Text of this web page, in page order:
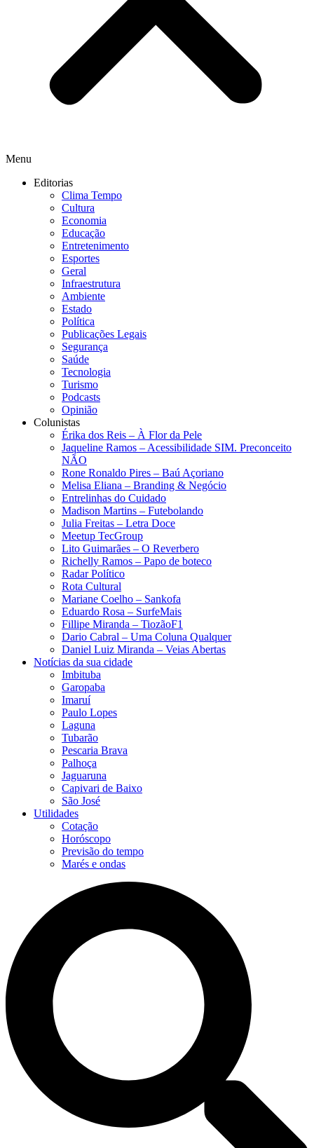
Menu
Editorias
Clima Tempo
Cultura
Economia
Educação
Entretenimento
Esportes
Geral
Infraestrutura
Ambiente
Estado
Política
Publicações Legais
Segurança
Saúde
Tecnologia
Turismo
Podcasts
Opinião
Colunistas
Érika dos Reis​ – À Flor da Pele
Jaqueline Ramos – Acessibilidade SIM. Preconceito
NÃO
Rone Ronaldo Pires – Baú Açoriano
Melisa Eliana – Branding & Negócio
Entrelinhas do Cuidado
Madison Martins – Futebolando
Julia Freitas​ – Letra Doce
Meetup TecGroup
Lito Guimarães – O Reverbero
Richelly Ramos​ – Papo de boteco
Radar Político
Rota Cultural
Mariane Coelho – Sankofa
Eduardo Rosa​ – SurfeMais
Fillipe Miranda – TiozãoF1
Dario Cabral – Uma Coluna Qualquer
Daniel Luiz Miranda – Veias Abertas
Notícias da sua cidade
Imbituba
Garopaba
Imaruí
Paulo Lopes
Laguna
Tubarão
Pescaria Brava
Palhoça
Jaguaruna
Capivari de Baixo
São José
Utilidades
Cotação
Horóscopo
Previsão do tempo
Marés e ondas